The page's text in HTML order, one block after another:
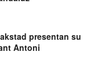
presentan su
Antoni